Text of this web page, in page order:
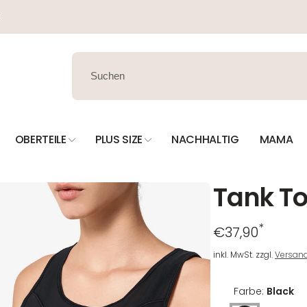
OBERTEILE PLUS SIZE NACHHALTIG MAMA
Tank
Regulärer
Preis
€37,90*
inkl. MwSt. zzgl.
Farbe: Black